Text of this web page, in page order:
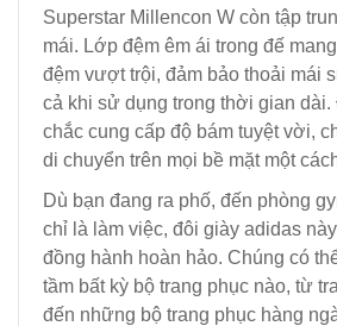
Superstar Millencon W còn tập
mái. Lớp đệm êm ái trong đế
đệm vượt trội, đảm bảo thoải mái
cả khi sử dụng trong thời gian
chắc cung cấp độ bám tuyệt vời,
di chuyển trên mọi bề mặt một
Dù bạn đang ra phố, đến phòng
chỉ là làm việc, đôi giày adidas
đồng hành hoàn hảo. Chúng có
tầm bất kỳ bộ trang phục nào, từ
đến những bộ trang phục hàng